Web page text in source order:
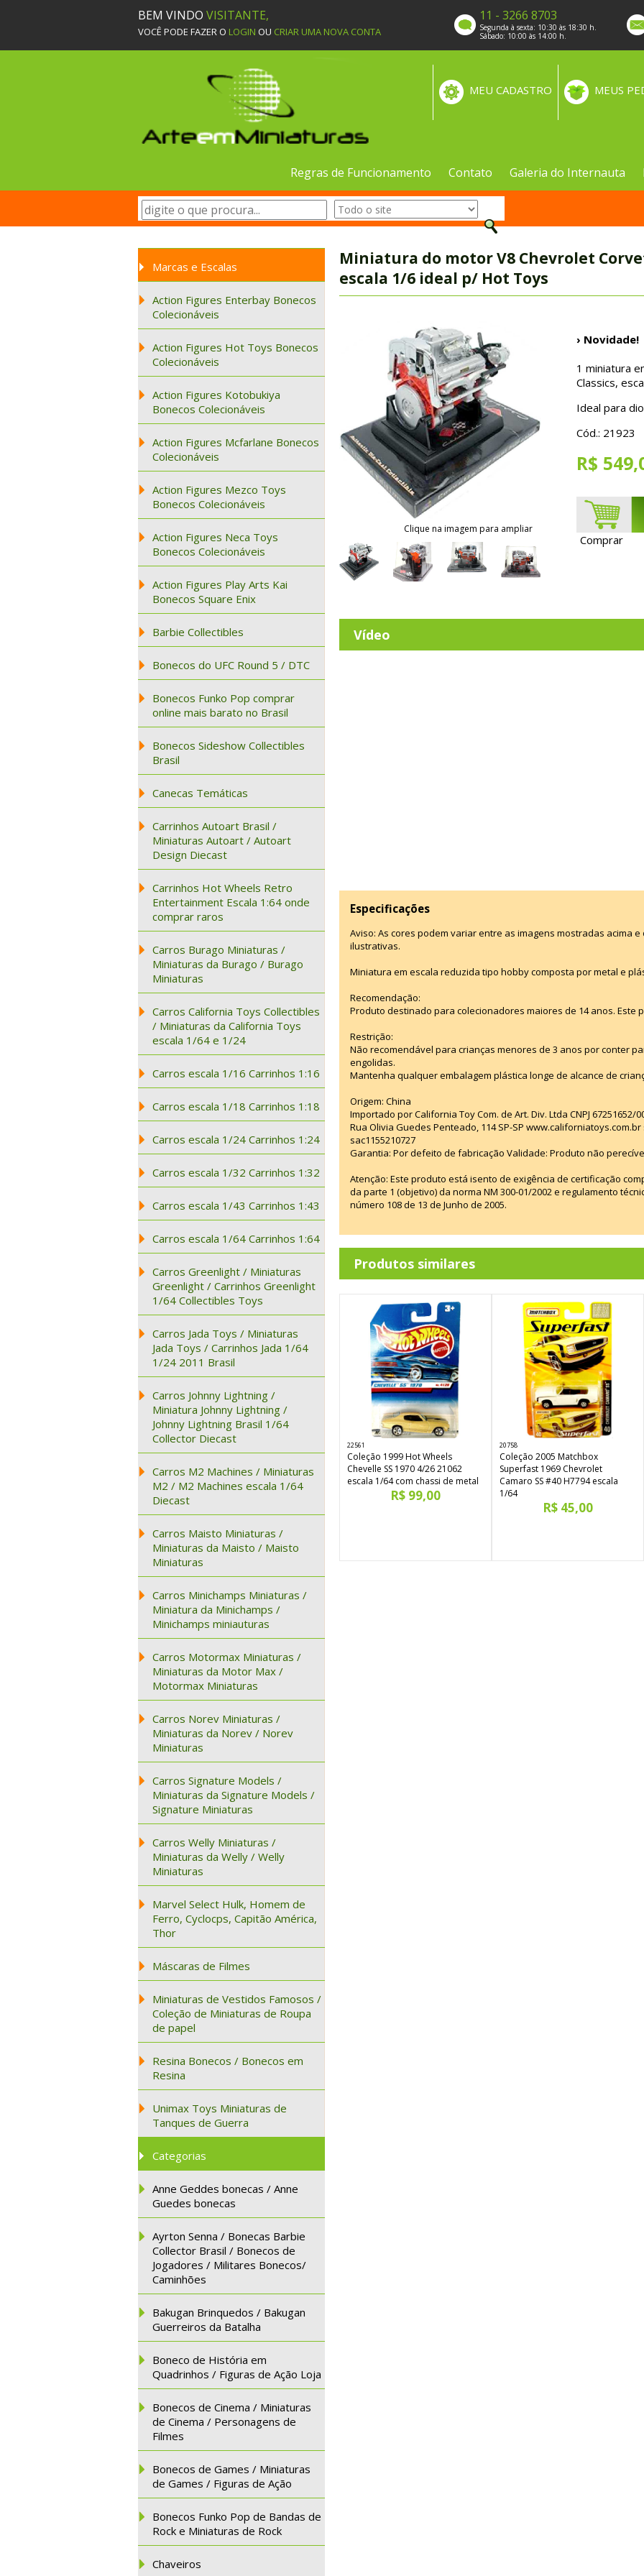
BEM VINDO VISITANTE,
VOCÊ PODE FAZER O LOGIN OU CRIAR UMA NOVA CONTA
11 - 3266 8703
Segunda à sexta: 10:30 às 18:30 h.
Sábado: 10:00 às 14:00 h.
MEUS
MEU CADASTRO
Regras de Funcionamento Contato Galeria do Internauta
Marcas e Escalas
Action Figures Enterbay Bonecos
Colecionáveis
Action Figures Hot Toys Bonecos
Colecionáveis
Action Figures Kotobukiya
Bonecos Colecionáveis
Action Figures Mcfarlane Bonecos
Colecionáveis
Action Figures Mezco Toys
Bonecos Colecionáveis
Action Figures Neca Toys
Bonecos Colecionáveis
Action Figures Play Arts Kai
Bonecos Square Enix
Barbie Collectibles
Bonecos do UFC Round 5 / DTC
Bonecos Funko Pop comprar
online mais barato no Brasil
Bonecos Sideshow Collectibles
Brasil
Canecas Temáticas
Carrinhos Autoart Brasil /
Miniaturas Autoart / Autoart
Design Diecast
Carrinhos Hot Wheels Retro
Entertainment Escala 1:64 onde
comprar raros
Carros Burago Miniaturas /
Miniaturas da Burago / Burago
Miniaturas
Carros California Toys Collectibles
/ Miniaturas da California Toys
escala 1/64 e 1/24
Carros escala 1/16 Carrinhos 1:16
Carros escala 1/18 Carrinhos 1:18
Carros escala 1/24 Carrinhos 1:24
Carros escala 1/32 Carrinhos 1:32
Carros escala 1/43 Carrinhos 1:43
Carros escala 1/64 Carrinhos 1:64
Carros Greenlight / Miniaturas
Greenlight / Carrinhos Greenlight
1/64 Collectibles Toys
Carros Jada Toys / Miniaturas
Jada Toys / Carrinhos Jada 1/64
1/24 2011 Brasil
Carros Johnny Lightning /
Miniatura Johnny Lightning /
Johnny Lightning Brasil 1/64
Collector Diecast
Carros M2 Machines / Miniaturas
M2 / M2 Machines escala 1/64
Diecast
Carros Maisto Miniaturas /
Miniaturas da Maisto / Maisto
Miniaturas
Carros Minichamps Miniaturas /
Miniatura da Minichamps /
Minichamps miniauturas
Carros Motormax Miniaturas /
Miniaturas da Motor Max /
Motormax Miniaturas
Carros Norev Miniaturas /
Miniaturas da Norev / Norev
Miniaturas
Carros Signature Models /
Miniaturas da Signature Models /
Signature Miniaturas
Carros Welly Miniaturas /
Miniaturas da Welly / Welly
Miniaturas
Marvel Select Hulk, Homem de
Ferro, Cyclocps, Capitão América,
Thor
Máscaras de Filmes
Miniaturas de Vestidos Famosos /
Coleção de Miniaturas de Roupa
de papel
Resina Bonecos / Bonecos em
Resina
Unimax Toys Miniaturas de
Tanques de Guerra
Categorias
Anne Geddes bonecas / Anne
Guedes bonecas
Ayrton Senna / Bonecas Barbie
Collector Brasil / Bonecos de
Jogadores / Militares Bonecos/
Caminhões
Bakugan Brinquedos / Bakugan
Guerreiros da Batalha
Boneco de História em
Quadrinhos / Figuras de Ação Loja
Bonecos de Cinema / Miniaturas
de Cinema / Personagens de
Filmes
Bonecos de Games / Miniaturas
de Games / Figuras de Ação
Bonecos Funko Pop de Bandas de
Rock e Miniaturas de Rock
Chaveiros
Miniatura do motor V8 Chevrolet
escala 1/6 ideal p/ Hot Toys
Clique na imagem para ampliar
› Novidade!
1 miniatura
Classics,
Ideal para
Cód.: 21923
R$
Comprar
Vídeo
Especificações
Aviso: As cores podem variar entre as imagens mostradas acima
ilustrativas.
Miniatura em escala reduzida tipo hobby composta por metal e
Recomendação:
Produto destinado para colecionadores maiores de 14 anos. Este
Restrição:
Não recomendável para crianças menores de 3 anos por conter
engolidas.
Mantenha qualquer embalagem plástica longe de alcance de
Origem: China
Importado por California Toy Com. de Art. Div. Ltda CNPJ 67251652/
Rua Olivia Guedes Penteado, 114 SP-SP
sac1155210727
Garantia: Por defeito de fabricação Validade: Produto não
Atenção: Este produto está isento de exigência de certificação
da parte 1 (objetivo) da norma NM 300-01/2002 e regulamento
número 108 de 13 de Junho de 2005.
Produtos similares
22561
Coleção 1999 Hot Wheels
Chevelle SS 1970 4/26 21062
escala 1/64 com chassi de metal
R$ 99,00
20758
Coleção 2005 Matchbox
Superfast 1969 Chevrolet
Camaro SS #40 H7794 escala
1/64
R$ 45,00